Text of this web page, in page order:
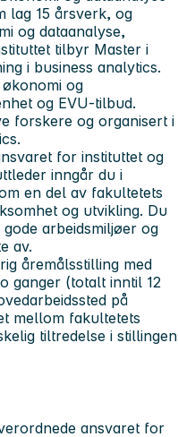
lag 15 årsverk, og
og dataanalyse,
tilbyr Master i
i business analytics.
og
og EVU-tilbud.
forskere og organisert i
for instituttet og
inngår du i
en del av fakultetets
og utvikling. Du
arbeidsmiljøer og
av.
åremålsstilling med
ganger (totalt inntil 12
på
mellom fakultetets
tiltredelse i stillingen
ansvaret for